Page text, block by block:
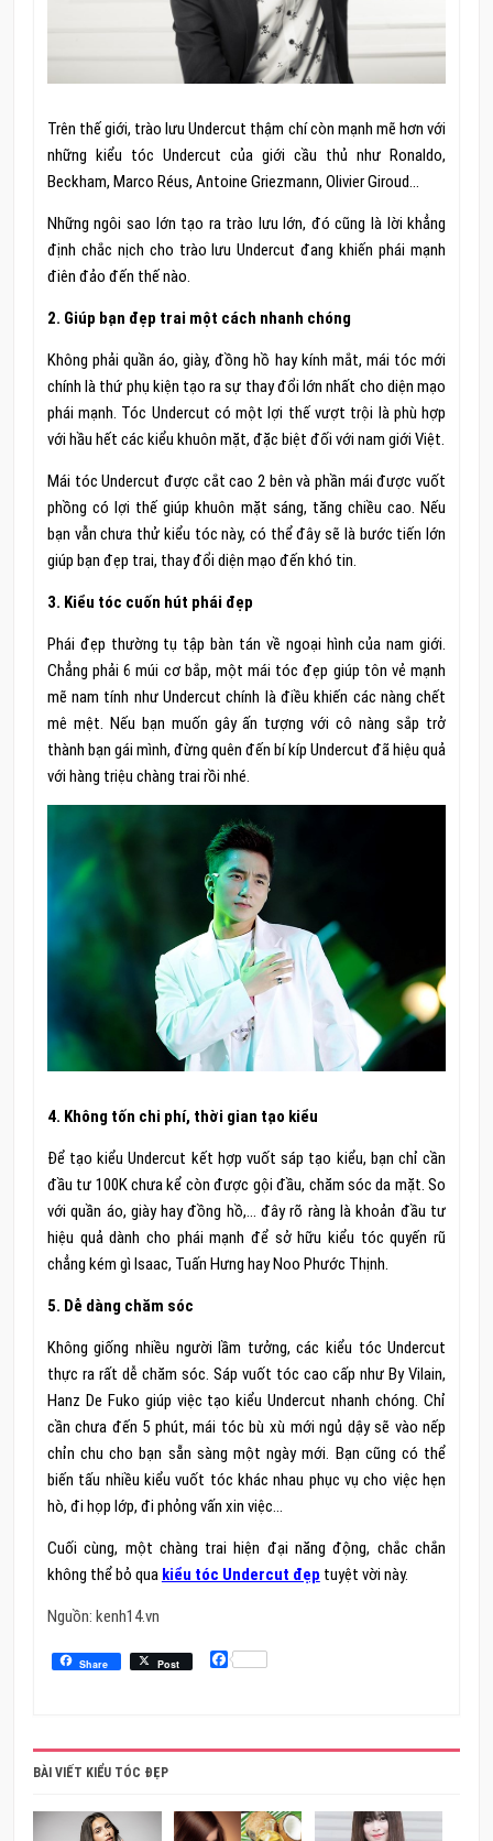
Trên thế giới, trào lưu Undercut thậm chí còn mạnh mẽ hơn với
những kiểu tóc Undercut của giới cầu thủ như Ronaldo,
Beckham, Marco Réus, Antoine Griezmann, Olivier Giroud…
Những ngôi sao lớn tạo ra trào lưu lớn, đó cũng là lời khẳng
định chắc nịch cho trào lưu Undercut đang khiến phái mạnh
điên đảo đến thế nào.
2. Giúp bạn đẹp trai một cách nhanh chóng
Không phải quần áo, giày, đồng hồ hay kính mắt, mái tóc mới
chính là thứ phụ kiện tạo ra sự thay đổi lớn nhất cho diện mạo
phái mạnh. Tóc Undercut có một lợi thế vượt trội là phù hợp
với hầu hết các kiểu khuôn mặt, đặc biệt đối với nam giới Việt.
Mái tóc Undercut được cắt cao 2 bên và phần mái được vuốt
phồng có lợi thế giúp khuôn mặt sáng, tăng chiều cao. Nếu
bạn vẫn chưa thử kiểu tóc này, có thể đây sẽ là bước tiến lớn
giúp bạn đẹp trai, thay đổi diện mạo đến khó tin.
3. Kiểu tóc cuốn hút phái đẹp
Phái đẹp thường tụ tập bàn tán về ngoại hình của nam giới.
Chẳng phải 6 múi cơ bắp, một mái tóc đẹp giúp tôn vẻ mạnh
mẽ nam tính như Undercut chính là điều khiến các nàng chết
mê mệt. Nếu bạn muốn gây ấn tượng với cô nàng sắp trở
thành bạn gái mình, đừng quên đến bí kíp Undercut đã hiệu quả
với hàng triệu chàng trai rồi nhé.
4. Không tốn chi phí, thời gian tạo kiểu
Để tạo kiểu Undercut kết hợp vuốt sáp tạo kiểu, bạn chỉ cần
đầu tư 100K chưa kể còn được gội đầu, chăm sóc da mặt. So
với quần áo, giày hay đồng hồ,… đây rõ ràng là khoản đầu tư
hiệu quả dành cho phái mạnh để sở hữu kiểu tóc quyến rũ
chẳng kém gì Isaac, Tuấn Hưng hay Noo Phước Thịnh.
5. Dễ dàng chăm sóc
Không giống nhiều người lầm tưởng, các kiểu tóc Undercut
thực ra rất dễ chăm sóc. Sáp vuốt tóc cao cấp như By Vilain,
Hanz De Fuko giúp việc tạo kiểu Undercut nhanh chóng. Chỉ
cần chưa đến 5 phút, mái tóc bù xù mới ngủ dậy sẽ vào nếp
chỉn chu cho bạn sẵn sàng một ngày mới. Bạn cũng có thể
biến tấu nhiều kiểu vuốt tóc khác nhau phục vụ cho việc hẹn
hò, đi họp lớp, đi phỏng vấn xin việc…
Cuối cùng, một chàng trai hiện đại năng động, chắc chắn
không thể bỏ qua kiểu tóc Undercut đẹp tuyệt vời này.
Nguồn: kenh14.vn
Share Post Facebook
BÀI VIẾT KIỂU TÓC ĐẸP